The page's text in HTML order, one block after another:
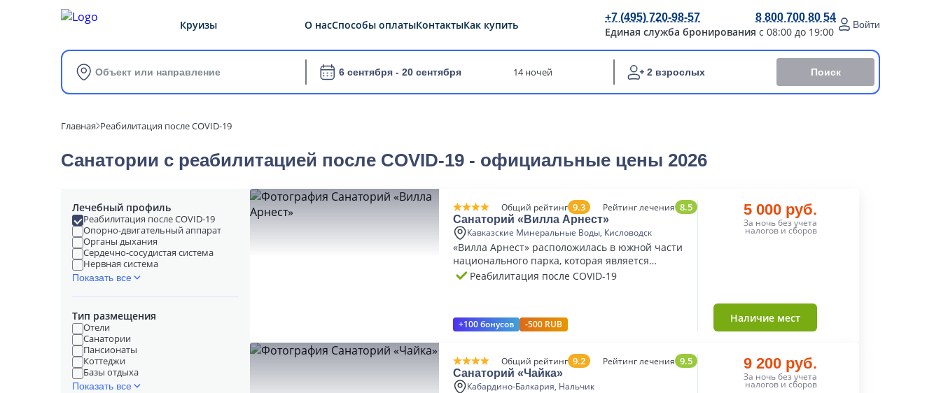
Круизы О насСпособы оплатыКонтактыКак купить
+7 (495) 720-98-57 8 800 700 80 54
Единая служба бронирования с 08:00 до 19:00
Войти
Объект или направление 6 сентября - 20 сентября 14 ночей 2 взрослых Поиск
Главная Реабилитация после COVID-19
Санатории с реабилитацией после COVID-19 - официальные цены 2026
Лечебный профиль
Реабилитация после COVID-19
Опорно-двигательный аппарат
Органы дыхания
Сердечно-сосудистая система
Нервная система
Показать все
Тип размещения
Отели
Санатории
Пансионаты
Коттеджи
Базы отдыха
Показать все
Общий рейтинг 9.3 Рейтинг лечения 8.5
Санаторий «Вилла Арнест»
Кавказские Минеральные Воды, Кисловодск
«Вилла Арнест» расположилась в южной части
национального парка, которая является
наиболее живописной и уединенной.
Реабилитация после COVID-19
+100 бонусов -500 RUB
5 000 руб.
За ночь без учета
налогов и сборов
Наличие мест
Общий рейтинг 9.2 Рейтинг лечения 9.5
Санаторий «Чайка»
Кабардино-Балкария, Нальчик
9 200 руб.
За ночь без учета
налогов и сборов